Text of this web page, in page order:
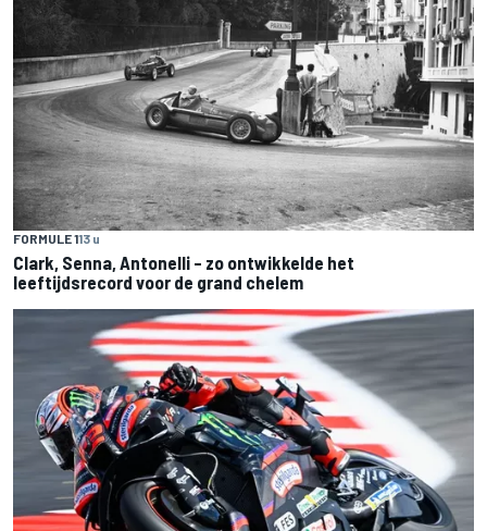
FORMULE 113 u
Clark, Senna, Antonelli – zo ontwikkelde het
leeftijdsrecord voor de grand chelem